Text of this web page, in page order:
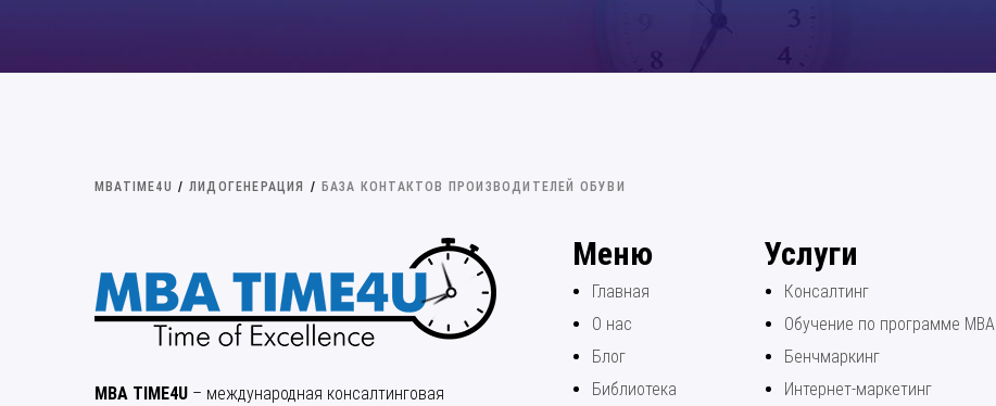
MBATIME4U / ЛИДОГЕНЕРАЦИЯ / БАЗА КОНТАКТОВ ПРОИЗВОДИТЕЛЕЙ ОБУВИ
MBA TIME4U – международная консалтинговая
Меню
Главная
О нас
Блог
Библиотека
Услуги
Консалтинг
Обучение по программе МВА
Бенчмаркинг
Интернет-маркетинг